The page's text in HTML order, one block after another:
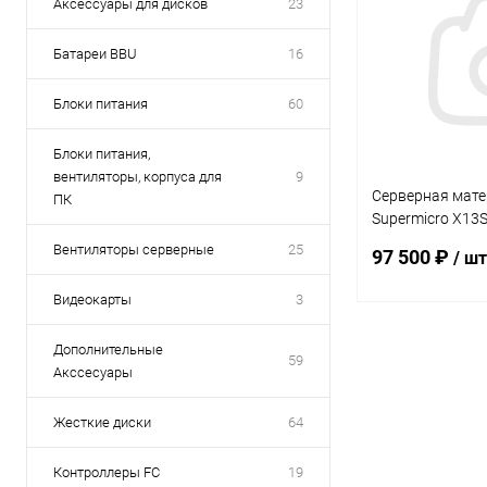
Аксессуары для дисков 23
Батареи BBU 16
Блоки питания 60
Блоки питания,
вентиляторы, корпуса для
ПК
9
Вентиляторы серверные 25
Видеокарты 3
Дополнительные
Акссесуары
59
Жесткие диски 64
Контроллеры FC 19
Серверная
Supermicro
350W)/8xDIMM/
97 500 ₽ / шт